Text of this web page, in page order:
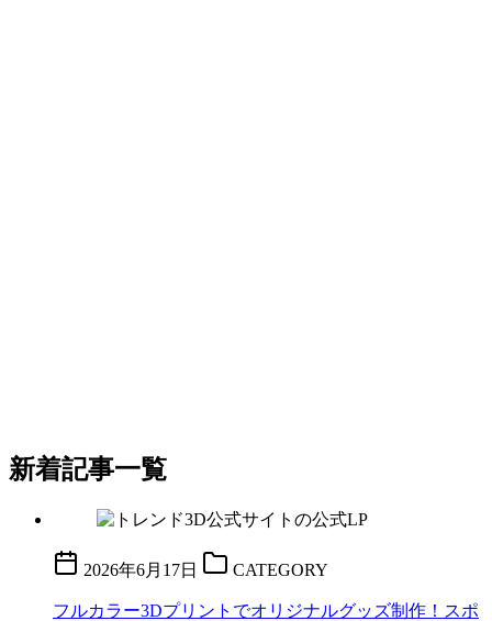
新着記事一覧
2026年6月17日 CATEGORY
フルカラー3Dプリントでオリジナルグッズ制作！スポ